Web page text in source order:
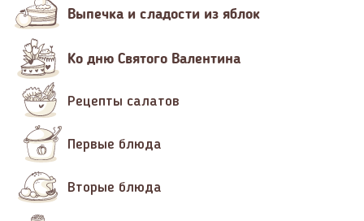
Выпечка и сладости из яблок
Ко дню Святого Валентина
Рецепты салатов
Первые блюда
Вторые блюда